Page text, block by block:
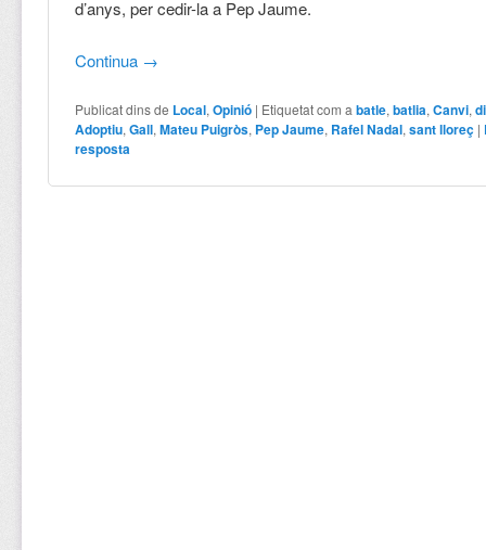
d’anys, per cedir-la a Pep Jaume.
Continua →
Publicat dins de Local,Opinió | Etiquetat com a batle,batlia,Canvi,
Adoptiu,Gall,Mateu Puigròs, Pep Jaume, Rafel Nadal,sant lloreç |
resposta